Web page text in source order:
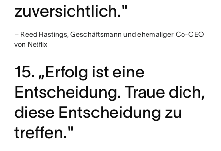
zuversichtlich."
– Reed Hastings, Geschäftsmann und ehemaliger Co-CEO
von Netflix
15. „Erfolg ist eine
Entscheidung. Traue dich,
diese Entscheidung zu
treffen."